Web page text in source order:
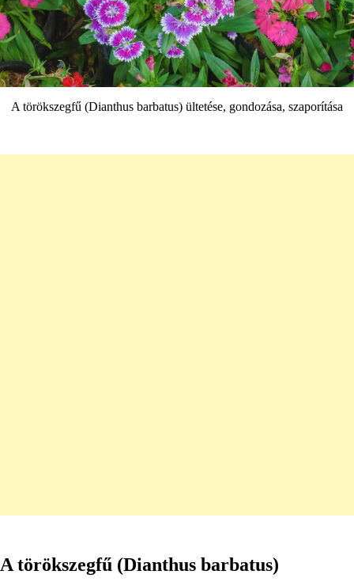
A törökszegfű (Dianthus barbatus) ültetése, gondozása, szaporítása
A törökszegfű (Dianthus barbatus)